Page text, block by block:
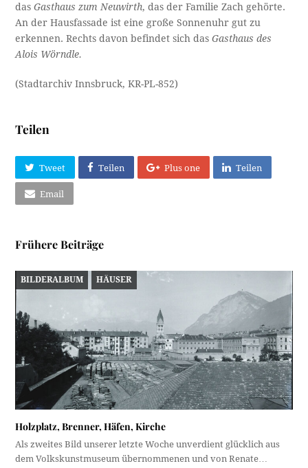
dasGasthaus zum Neuwirth, das der Familie Zach gehörte.
An der Hausfassade ist eine große Sonnenuhr gut zu
erkennen. Rechts davon befindet sich dasGasthaus des
Alois Wörndle.
(Stadtarchiv Innsbruck, KR-PL-852)
Teilen
Tweet Teilen Plus one Teilen
Email
Frühere Beiträge
BILDERALBUM HÄUSER
Holzplatz, Brenner, Häfen, Kirche
Als zweites Bild unserer letzte Woche unverdient glücklich aus
dem Volkskunstmuseum übernommenen und von Renate…